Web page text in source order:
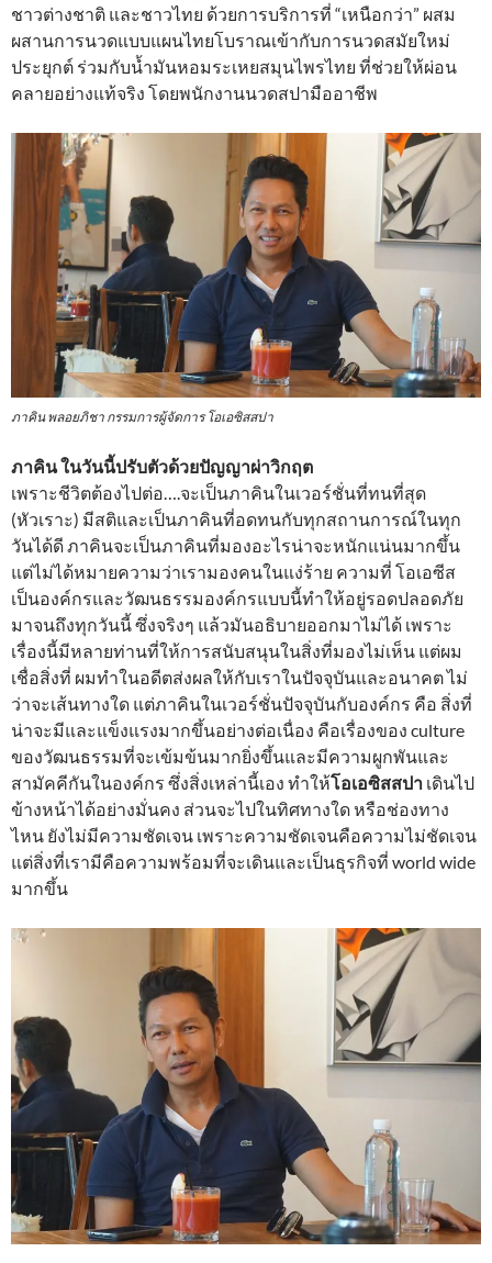
ชาวต่างชาติ และชาวไทย ด้วยการบริการที่ “เหนือกว่า” ผสม
ผสานการนวดแบบแผนไทยโบราณเข้ากับการนวดสมัยใหม่
ประยุกต์ ร่วมกับน้ำมันหอมระเหยสมุนไพรไทย ที่ช่วยให้ผ่อน
คลายอย่างแท้จริง โดยพนักงานนวดสปามืออาชีพ
ภาคิน พลอยภิชา กรรมการผู้จัดการ โอเอซิสสปา
ภาคิน ในวันนี้ปรับตัวด้วยปัญญาผ่าวิกฤต
เพราะชีวิตต้องไปต่อ….จะเป็นภาคินในเวอร์ชั่นที่ทนที่สุด
(หัวเราะ) มีสติและเป็นภาคินที่อดทนกับทุกสถานการณ์ในทุก
วันได้ดี ภาคินจะเป็นภาคินที่มองอะไรน่าจะหนักแน่นมากขึ้น
แต่ไม่ได้หมายความว่าเรามองคนในแง่ร้าย ความที่ โอเอซีส
เป็นองค์กรและวัฒนธรรมองค์กรแบบนี้ทำให้อยู่รอดปลอดภัย
มาจนถึงทุกวันนี้ ซึ่งจริงๆ แล้วมันอธิบายออกมาไม่ได้ เพราะ
เรื่องนี้มีหลายท่านที่ให้การสนับสนุนในสิ่งที่มองไม่เห็น แต่ผม
เชื่อสิ่งที่ ผมทำในอดีตส่งผลให้กับเราในปัจจุบันและอนาคต ไม่
ว่าจะเส้นทางใด แต่ภาคินในเวอร์ชั่นปัจจุบันกับองค์กร คือ สิ่งที่
น่าจะมีและแข็งแรงมากขึ้นอย่างต่อเนื่อง คือเรื่องของ culture
ของวัฒนธรรมที่จะเข้มข้นมากยิ่งขึ้นและมีความผูกพันและ
สามัคคีกันในองค์กร ซึ่งสิ่งเหล่านี้เอง ทำให้โอเอซิสสปา เดินไป
ข้างหน้าได้อย่างมั่นคง ส่วนจะไปในทิศทางใด หรือช่องทาง
ไหน ยังไม่มีความชัดเจน เพราะความชัดเจนคือความไม่ชัดเจน
แต่สิ่งที่เรามีคือความพร้อมที่จะเดินและเป็นธุรกิจที่ world wide
มากขึ้น